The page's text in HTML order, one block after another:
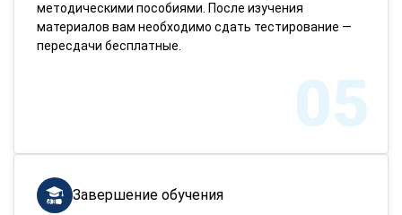
методическими пособиями. После изучения
материалов вам необходимо сдать тестирование —
пересдачи бесплатные.
05
Завершение обучения